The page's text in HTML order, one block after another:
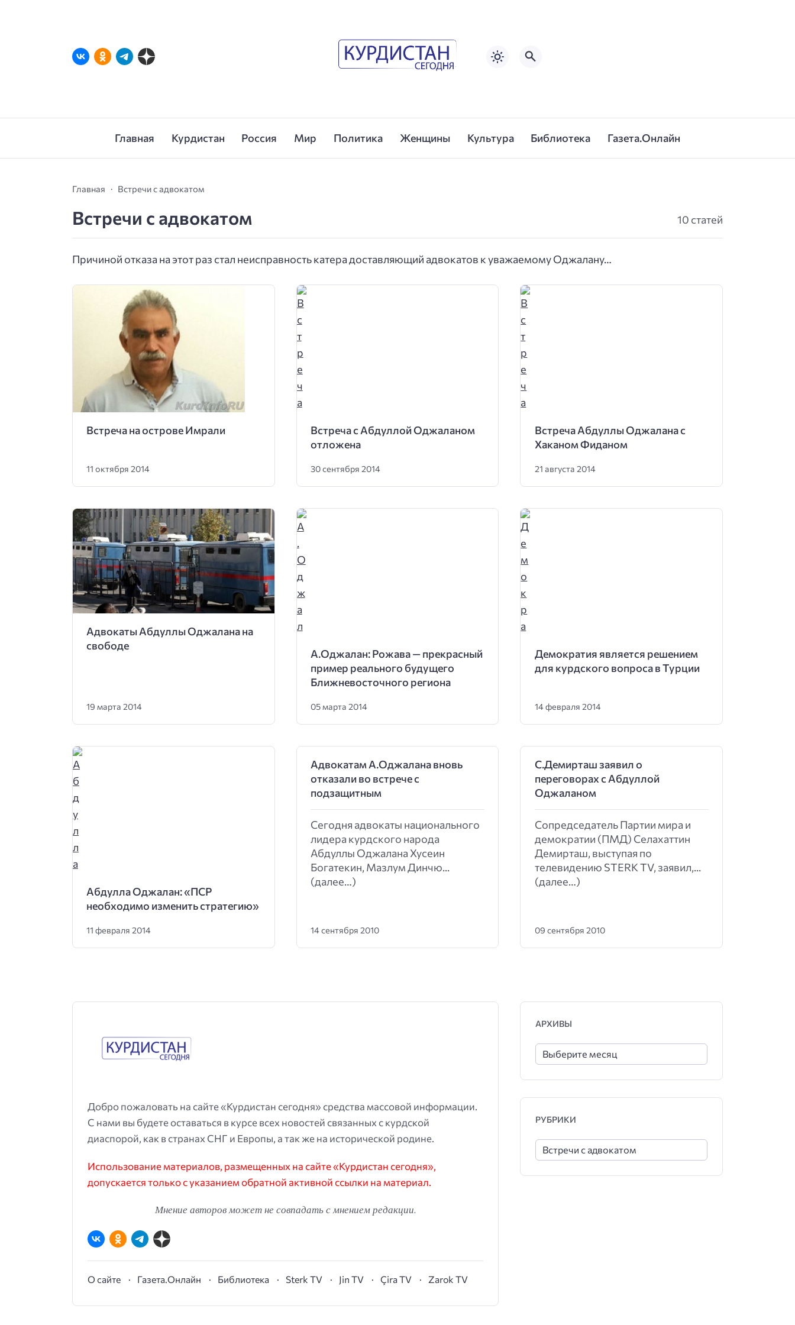
Главная Курдистан Россия Мир Политика Женщины Культура Библиотека Газета.Онлайн
Главная Встречи с адвокатом
Встречи с адвокатом 10 статей
Причиной отказа на этот раз стал неисправность катера доставляющий адвокатов к уважаемому Оджалану…
Встреча на острове Имрали
11 октября 2014
Встреча с Абдуллой Оджаланом
отложена
30 сентября 2014
Встреча Абдуллы Оджалана с
Хаканом Фиданом
21 августа 2014
Адвокаты Абдуллы Оджалана на
свободе
19 марта 2014
А.Оджалан: Рожава — прекрасный
пример реального будущего
Ближневосточного региона
05 марта 2014
Демократия является решением
для курдского вопроса в Турции
14 февраля 2014
Абдулла Оджалан: «ПСР
необходимо изменить стратегию»
11 февраля 2014
Адвокатам А.Оджалана вновь
отказали во встрече с
подзащитным
Сегодня адвокаты национального
лидера курдского народа
Абдуллы Оджалана Хусеин
Богатекин, Мазлум Динчю...
(далее…)
14 сентября 2010
С.Демирташ заявил о
переговорах с Абдуллой
Оджаланом
Сопредседатель Партии мира и
демократии (ПМД) Селахаттин
Демирташ, выступая по
телевидению STERK TV, заявил,...
(далее…)
09 сентября 2010
Добро пожаловать на сайте «Курдистан сегодня» средства массовой информации.
С нами вы будете оставаться в курсе всех новостей связанных с курдской
диаспорой, как в странах СНГ и Европы, а так же на исторической родине.
Использование материалов, размещенных на сайте «Курдистан сегодня»,
допускается только с указанием обратной активной ссылки на материал.
Мнение авторов может не совпадать с мнением редакции.
О сайте Газета.Онлайн Библиотека Sterk TV Jin TV Çira TV Zarok TV
АРХИВЫ
РУБРИКИ